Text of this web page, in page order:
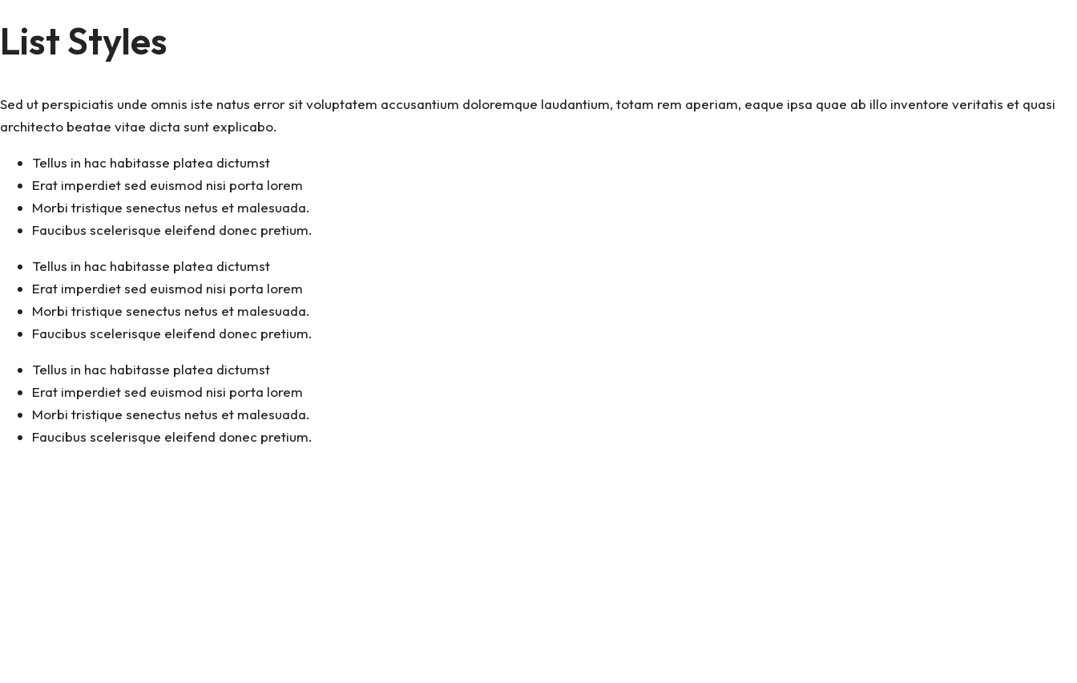
List Styles
Sed ut perspiciatis unde omnis iste natus error sit voluptatem accusantium doloremque laudantium, totam rem aperiam, eaque ipsa quae ab illo inventore veritatis et quasi
architecto beatae vitae dicta sunt explicabo.
Tellus in hac habitasse platea dictumst
Erat imperdiet sed euismod nisi porta lorem
Morbi tristique senectus netus et malesuada.
Faucibus scelerisque eleifend donec pretium.
Tellus in hac habitasse platea dictumst
Erat imperdiet sed euismod nisi porta lorem
Morbi tristique senectus netus et malesuada.
Faucibus scelerisque eleifend donec pretium.
Tellus in hac habitasse platea dictumst
Erat imperdiet sed euismod nisi porta lorem
Morbi tristique senectus netus et malesuada.
Faucibus scelerisque eleifend donec pretium.